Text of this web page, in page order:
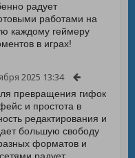
радует
работами на
каждому геймеру
в играх!
2025 13:34
превращения гифок
и простота в
редактирования и
большую свободу
форматов и